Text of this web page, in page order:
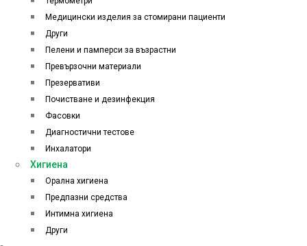
Медицински изделия за стомирани пациенти
Други
Пелени и памперси за възрастни
Превързочни материали
Презервативи
Почистване и дезинфекция
Фасовки
Диагностични тестове
Инхалатори
Хигиена
Орална хигиена
Предпазни средства
Интимна хигиена
Други